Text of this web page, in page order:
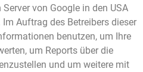
von Google in den USA
Auftrag des Betreibers dieser
benutzen, um Ihre
um Reports über die
und um weitere mit